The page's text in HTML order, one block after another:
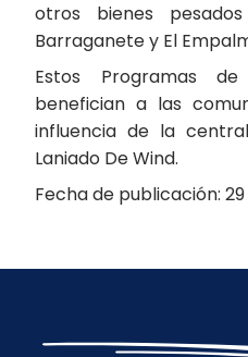
otros bienes
Barraganete y El
Estos Programas
benefician a las
influencia de la
Laniado De Wind.
Fecha de publicación: